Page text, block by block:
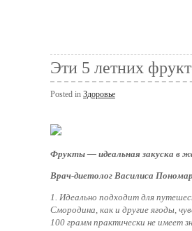
Эти 5 летних
Posted in Здоровье
Фрукты — идеальная закуска в
Врач-диетолог Василиса
1. Идеально подходит для
Смородина, как и другие ягоды,
100 грамм практически не имеет